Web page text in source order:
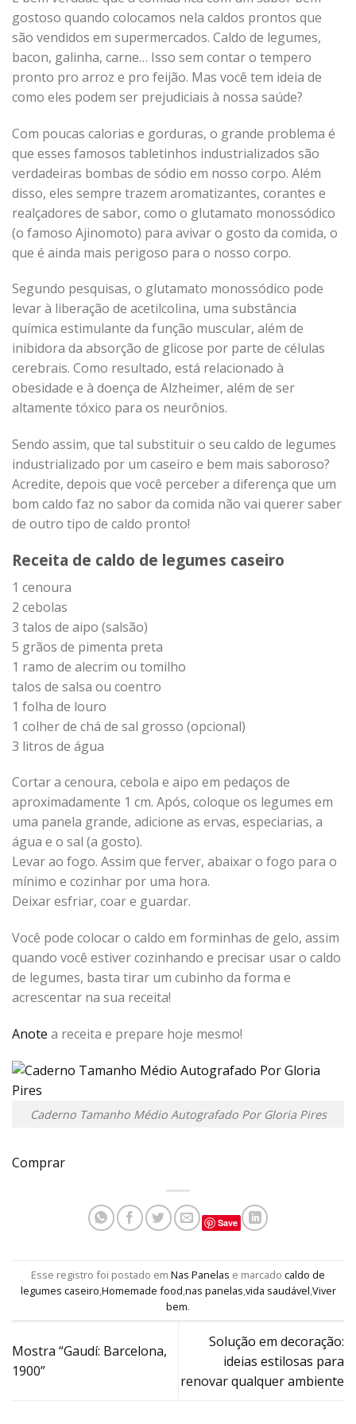
gostoso quando colocamos nela caldos prontos que
são vendidos em supermercados. Caldo de legumes,
bacon, galinha, carne… Isso sem contar o tempero
pronto pro arroz e pro feijão. Mas você tem ideia de
como eles podem ser prejudiciais à nossa saúde?
Com poucas calorias e gorduras, o grande problema é
que esses famosos tabletinhos industrializados são
verdadeiras bombas de sódio em nosso corpo. Além
disso, eles sempre trazem aromatizantes, corantes e
realçadores de sabor, como o glutamato monossódico
(o famoso Ajinomoto) para avivar o gosto da comida, o
que é ainda mais perigoso para o nosso corpo.
Segundo pesquisas, o glutamato monossódico pode
levar à liberação de acetilcolina, uma substância
química estimulante da função muscular, além de
inibidora da absorção de glicose por parte de células
cerebrais. Como resultado, está relacionado à
obesidade e à doença de Alzheimer, além de ser
altamente tóxico para os neurônios.
Sendo assim, que tal substituir o seu caldo de legumes
industrializado por um caseiro e bem mais saboroso?
Acredite, depois que você perceber a diferença que um
bom caldo faz no sabor da comida não vai querer saber
de outro tipo de caldo pronto!
Receita de caldo de legumes caseiro
1 cenoura
2 cebolas
3 talos de aipo (salsão)
5 grãos de pimenta preta
1 ramo de alecrim ou tomilho
talos de salsa ou coentro
1 folha de louro
1 colher de chá de sal grosso (opcional)
3 litros de água
Cortar a cenoura, cebola e aipo em pedaços de
aproximadamente 1 cm. Após, coloque os legumes em
uma panela grande, adicione as ervas, especiarias, a
água e o sal (a gosto).
Levar ao fogo. Assim que ferver, abaixar o fogo para o
mínimo e cozinhar por uma hora.
Deixar esfriar, coar e guardar.
Você pode colocar o caldo em forminhas de gelo, assim
quando você estiver cozinhando e precisar usar o caldo
de legumes, basta tirar um cubinho da forma e
acrescentar na sua receita!
Anote a receita e prepare hoje mesmo!
Caderno Tamanho Médio Autografado Por Gloria Pires
Comprar
Save
Esse registro foi postado em Nas Panelas e marcado caldo de
legumes caseiro,Homemade food,nas panelas,vida saudável,Viver
bem.
Mostra “Gaudí: Barcelona,
1900”
Solução em decoração:
ideias estilosas para
renovar qualquer ambiente